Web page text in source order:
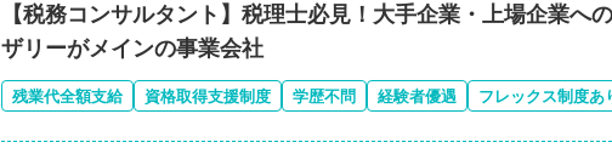
【税務コンサルタント】税理士必見！大手企業・上場企業へ
ザリーがメインの事業会社
残業代全額支給 資格取得支援制度 学歴不問 経験者優遇 フレックス制度あ